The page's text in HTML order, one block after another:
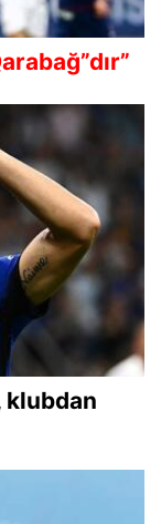
klubdan